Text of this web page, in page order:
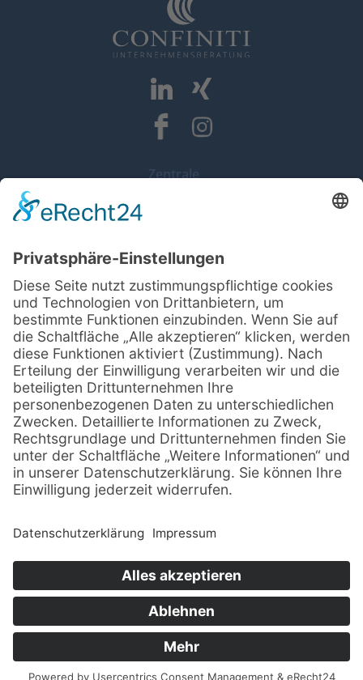
Zentrale
Dorfstraße 26
Standort Braunschweig
Confiniti GmbH
Inhoffenstraße 7
38124 Braunschweig
T. +49 531 88617-470
F. +49 531 88617-471
E. info@confiniti.de
HOME
LEISTUNGEN
ÜBER UNS
KARRIERE
KONTAKT
© 2026 Confiniti GmbH – Alle Rechte vorbehalten
Impressum|Datenschutz|AGB